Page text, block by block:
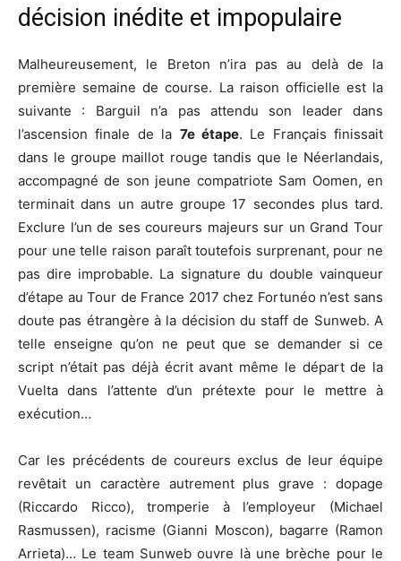
décision inédite et impopulaire
Malheureusement, le Breton n’ira pas au delà de la
première semaine de course. La raison officielle est la
suivante : Barguil n’a pas attendu son leader dans
l’ascension finale de la 7e étape. Le Français finissait
dans le groupe maillot rouge tandis que le Néerlandais,
accompagné de son jeune compatriote Sam Oomen, en
terminait dans un autre groupe 17 secondes plus tard.
Exclure l’un de ses coureurs majeurs sur un Grand Tour
pour une telle raison paraît toutefois surprenant, pour ne
pas dire improbable. La signature du double vainqueur
d’étape au Tour de France 2017 chez Fortunéo n’est sans
doute pas étrangère à la décision du staff de Sunweb. A
telle enseigne qu’on ne peut que se demander si ce
script n’était pas déjà écrit avant même le départ de la
Vuelta dans l’attente d’un prétexte pour le mettre à
exécution…
Car les précédents de coureurs exclus de leur équipe
revêtait un caractère autrement plus grave : dopage
(Riccardo Ricco), tromperie à l’employeur (Michael
Rasmussen), racisme (Gianni Moscon), bagarre (Ramon
Arrieta)… Le team Sunweb ouvre là une brèche pour le